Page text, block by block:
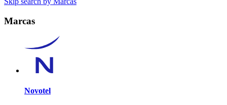
Marcas
Novotel